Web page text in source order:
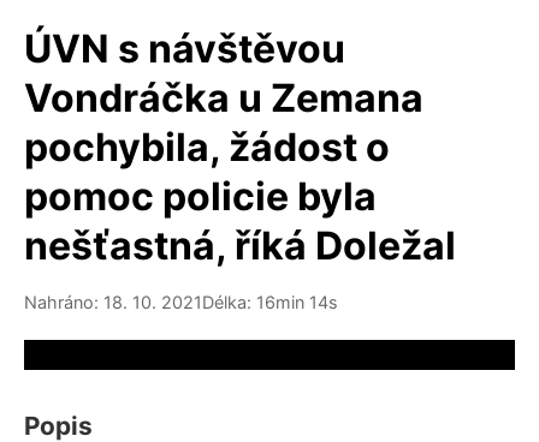
ÚVN s návštěvou
Vondráčka u Zemana
pochybila, žádost o
pomoc policie byla
nešťastná, říká Doležal
Nahráno: 18. 10. 2021Délka: 16min 14s
Popis